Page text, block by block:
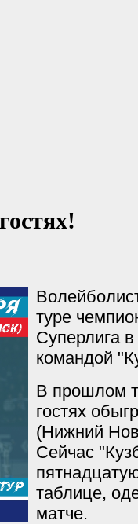
туре
Суперлига
командой
В прошлом
гостях
(Нижний
Сейчас
таблице,
матче.